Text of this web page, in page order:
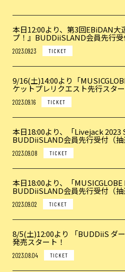
本日12:00より、第3回EBiDAN
プ！』BUDDiiSLAND会員先行受
2023.09.23 TICKET
9/16(土)14:00より「
ケットプレリクエスト先行スター
2023.09.16 TICKET
本日18:00より、「Livejack 2023
BUDDiiSLAND会員先行受付（抽
2023.09.08 TICKET
本日18:00より、「MUSICGLOBE
BUDDiiSLAND会員先行受付（抽
2023.09.02 TICKET
8/5(土)12:00より 「BUDDiiS ダ
発売スタート！
2023.08.04 TICKET